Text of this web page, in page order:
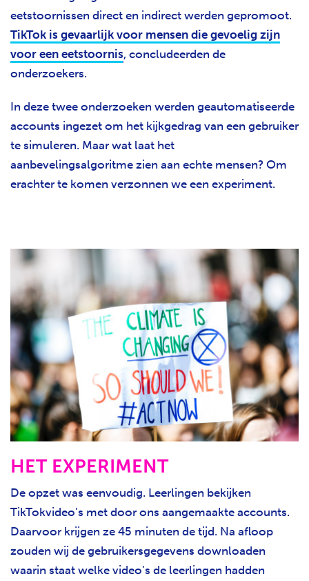
eetstoornissen direct en indirect werden gepromoot.
TikTok is gevaarlijk voor mensen die gevoelig zijn
voor een eetstoornis, concludeerden de
onderzoekers.
In deze twee onderzoeken werden geautomatiseerde
accounts ingezet om het kijkgedrag van een gebruiker
te simuleren. Maar wat laat het
aanbevelingsalgoritme zien aan echte mensen? Om
erachter te komen verzonnen we een experiment.
HET EXPERIMENT
De opzet was eenvoudig. Leerlingen bekijken
TikTokvideo’s met door ons aangemaakte accounts.
Daarvoor krijgen ze 45 minuten de tijd. Na afloop
zouden wij de gebruikersgegevens downloaden
waarin staat welke video’s de leerlingen hadden